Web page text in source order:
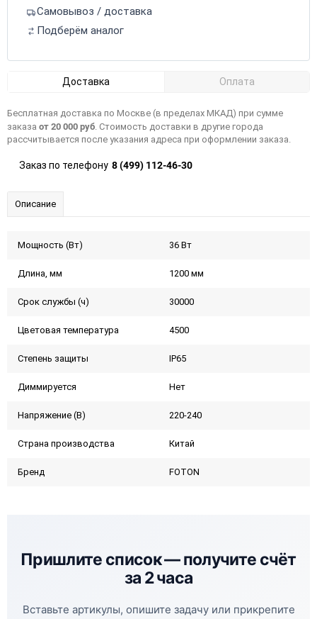
Самовывоз / доставка
Подберём аналог
Доставка Оплата
Бесплатная доставка по Москве (в пределах МКАД) при сумме
заказа от 20 000 руб. Стоимость доставки в другие города
рассчитывается после указания адреса при оформлении заказа.
Заказ по телефону 8 (499) 112-46-30
Описание
Мощность (Вт) 36 Вт
Длина, мм 1200 мм
Срок службы (ч) 30000
Цветовая температура 4500
Степень защиты IP65
Диммируется Нет
Напряжение (В) 220-240
Страна производства Китай
Бренд FOTON
Пришлите список —получите счёт
за 2 часа
Вставьте артикулы, опишите задачу или прикрепите